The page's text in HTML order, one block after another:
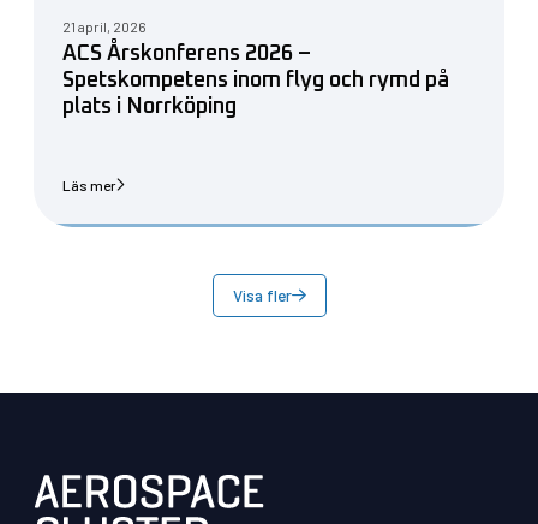
21 april, 2026
ACS Årskonferens 2026 –
Spetskompetens inom flyg och rymd på
plats i Norrköping
Läs mer
Visa fler